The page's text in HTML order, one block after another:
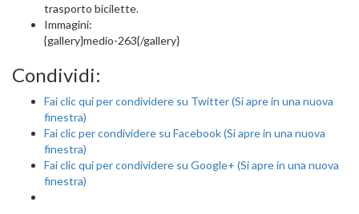
trasporto bicilette.
Immagini:
{gallery}medio-263{/gallery}
Condividi:
Fai clic qui per condividere su Twitter (Si apre in una nuova
finestra)
Fai clic per condividere su Facebook (Si apre in una nuova
finestra)
Fai clic qui per condividere su Google+ (Si apre in una nuova
finestra)